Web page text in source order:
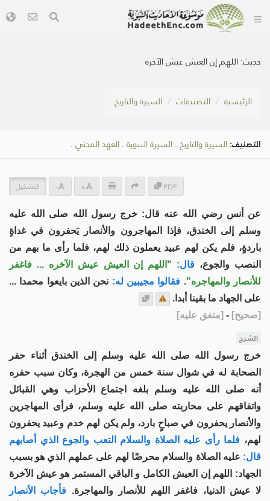
حديث:اللهم إن العيش عيش الآخره
الرئيسية التصنيفات السيرة والتاريخ
التصنيف: السيرة والتاريخ . السيرة النبوية . العهد المدني .
PDF
+
- التشكيل
عن أنس رضي الله عنه قال: خرج رسول الله صلى الله عليه
وسلم إلى الخندق، فإذا المهاجرون والأنصار يَحفرون في غداةٍ
باردةٍ، فلم يكن لهم عبيد يعملون ذلك لهم، فلما رأى ما بهم من
النصب والجوع، قال: "اللهم إن العيش عيش الآخره ... فاغفر
للأنصار والمهاجره". فقالوا مجيبين له: نحن الذين بايعوا محمدا ...
على الجهاد ما بقينا أبدا.
[صحيح]
-
[متفق عليه]
الشرح
خرج رسول الله صلى الله عليه وسلم إلى الخندق أثناء حفر
الصحابة له في شوال سنة خمس من الهجرة، وكان سبب حفره
أنه صلى الله عليه وسلم بلغه اجتماع الأحزاب وهي القبائل
واتفاقهم على محاربته صلى الله عليه وسلم، فرأى المهاجرين
والأنصار يحفرون في صباحٍ بارد، ولم يكن لهم خدم وعبيد يحفرون
لهم، فلما رأى عليه الصلاة والسلام التعب والجوع الذي أصابهم
قال: عليه الصلاة والسلام محرضًا لهم على عملهم الذي هو بسبب
الجهاد: اللهم إن العيش الكامل و الباقي المستمر هو عيش الآخرة
لا عيش الدنيا، فاغفر اللهم للأنصار والمهاجرة. فأجاب الأنصار